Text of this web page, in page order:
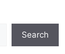
Search